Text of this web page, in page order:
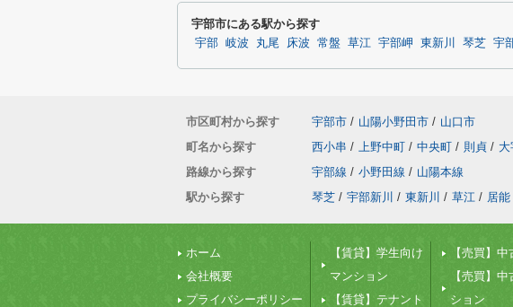
宇部市にある駅から探す
宇部 岐波 丸尾 床波 常盤 草江 宇部岬 東新川 琴芝 宇
市区町村から探す 宇部市 / 山陽小野田市 / 山口市
町名から探す
西小串 / 上野中町 / 中央町 / 則貞 / 大
路線から探す
宇部線 / 小野田線 / 山陽本線
駅から探す
琴芝 / 宇部新川 / 東新川 / 草江 / 居能
ホーム
会社概要
プライバシーポリシー
【賃貸】学生向け
マンション
【賃貸】テナント
【売買】
【売買】
ション